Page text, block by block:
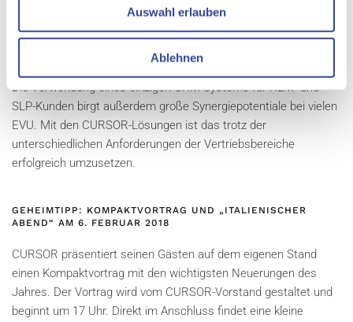
Auswahl erlauben
Ablehnen
Zielerreichung beitragen. Z.B. bekommt der Mitarbeiter einen
Hinweis zum möglichen Cross-Selling „Gasangebot“ angezeigt,
wenn dank Abfrage bestätigt ist, dass der Kunde einen
Die Verwendung eines einzigen CRM-Systems für RLM- und
SLP-Kunden birgt außerdem große Synergiepotentiale bei vielen
EVU. Mit den CURSOR-Lösungen ist das trotz der
unterschiedlichen Anforderungen der Vertriebsbereiche
erfolgreich umzusetzen.
GEHEIMTIPP: KOMPAKTVORTRAG UND „ITALIENISCHER
ABEND“ AM 6. FEBRUAR 2018
CURSOR präsentiert seinen Gästen auf dem eigenen Stand
einen Kompaktvortrag mit den wichtigsten Neuerungen des
Jahres. Der Vortrag wird vom CURSOR-Vorstand gestaltet und
beginnt um 17 Uhr. Direkt im Anschluss findet eine kleine